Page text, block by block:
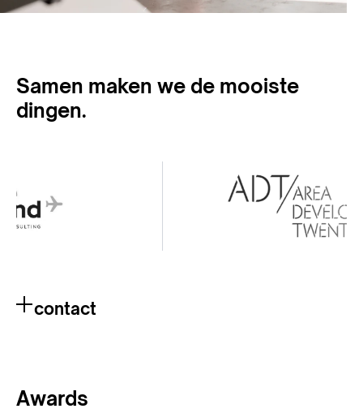
Samen maken we de mooiste
dingen.
contact
Awards